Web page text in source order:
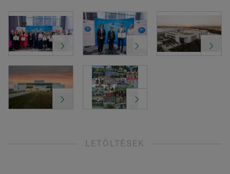
LETÖLTÉSEK